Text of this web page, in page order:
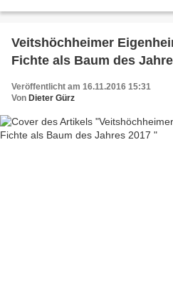
Sonntag, den 18.Dezember ( 4....
Veitshöchheimer
Fichte als Baum des
Veröffentlicht am 16.11.2016 15:31
Von Dieter Gürz